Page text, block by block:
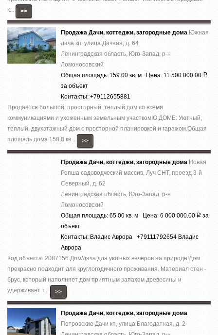
к...
>>
Продажа Дачи, коттеджи, загородные дома Южная
дача кп, улица Дачная, д. 64
Ленинградская область, Юго-Запад, р-н
Ломоносовский
Общая площадь: 159.00 кв. м Цена: 11 500 000.00 Р
за объект
Контакты: +79112655881
Продается большой, просторный, теплый дом со всеми
коммуникациями и ухоженным земельным участком!О ДОМЕ: Уютный,
теплый, двухэтажный дом с просторной планировкой и гаражом.Общая
площадь дома 158,8 кв...
>>
Продажа Дачи, коттеджи, загородные дома Новая
Ропша садоводческий массив, Луч СНТ, проезд 3-й
Северный, д. 62
Ленинградская область, Юго-Запад, р-н
Ломоносовский
Общая площадь: 65.00 кв. м Цена: 6 000 000.00 Р за
объект
Контакты: Владис Аврора +79111792654 Владис
Аврора
Код объекта: 2087156.Дом/дача для уютных вечеров на природе!Дом
прекрасно подходит для круглогодичного проживания. Материал стен -
брус, который наполняет дом приятным запахом древесины и
удерживает т...
>>
Продажа Дачи, коттеджи, загородные дома
Петровские Дачи кп, улица Благодатная, д. 2